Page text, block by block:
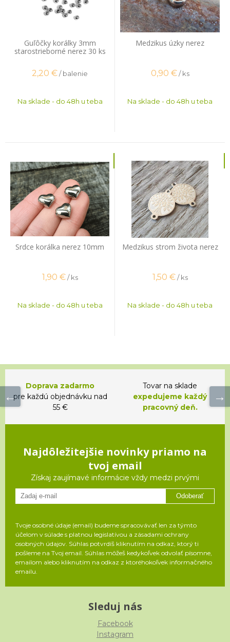
Guľôčky korálky 3mm
starostrieborné nerez 30 ks
2,20 €/ balenie
Na sklade - do 48h u teba
Medzikus úzky nerez
0,90 € / ks
Na sklade - do 48h u teba
Srdce korálka nerez 10mm
1,90 € / ks
Na sklade - do 48h u teba
Medzikus strom života nerez
1,50 € / ks
Na sklade - do 48h u teba
Doprava zadarmo
pre každú objednávku nad
55 €
Tovar na sklade
expedujeme každý
pracovný deň.
Najdôležitejšie novinky priamo na
tvoj email
Získaj zaujímavé informácie vždy medzi prvými
Odoberať
Tvoje osobné údaje (email) budeme spracovávať len za týmto
účelom v súlade s platnou legislatívou a zásadami ochrany
osobných údajov. Súhlas potvrdíš kliknutím na odkaz, ktorý ti
pošleme na Tvoj email. Súhlas môžeš kedykoľvek odvolať písomne,
emailom alebo kliknutím na odkaz z ktoréhokoľvek informačného
emailu.
Sleduj nás
Facebook
Instagram